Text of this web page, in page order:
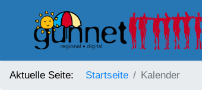
Aktuelle Seite: Startseite Kalender